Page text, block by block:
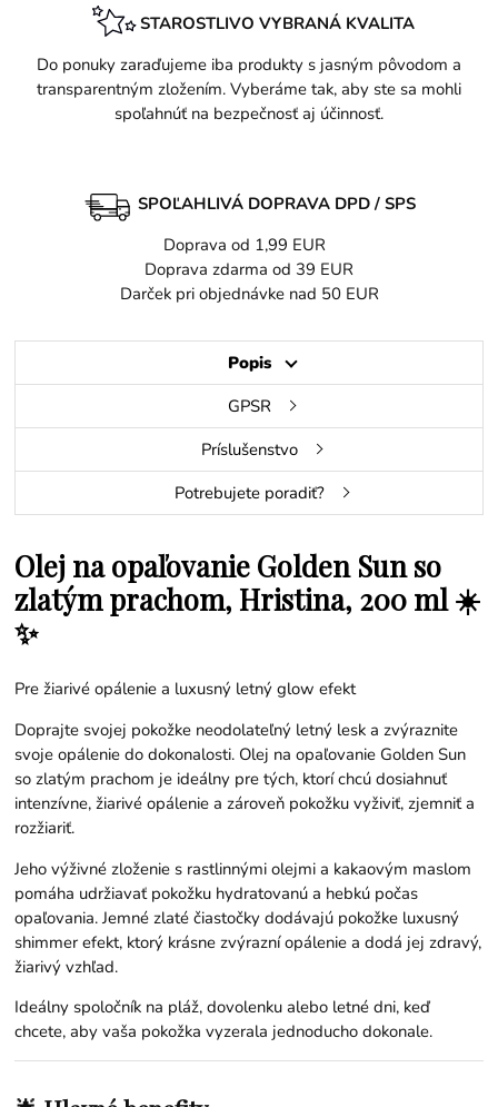
STAROSTLIVO VYBRANÁ KVALITA
Do ponuky zaraďujeme iba produkty s jasným pôvodom a
transparentným zložením. Vyberáme tak, aby ste sa mohli
spoľahnúť na bezpečnosť aj účinnosť.
SPOĽAHLIVÁ DOPRAVA DPD / SPS
Doprava od 1,99 EUR
Doprava zdarma od 39 EUR
Darček pri objednávke nad 50 EUR
Popis
GPSR
Príslušenstvo
Potrebujete poradiť?
Olej na opaľovanie Golden Sun so
zlatým prachom, Hristina, 200 ml ☀️
✨
Pre žiarivé opálenie a luxusný letný glow efekt
Doprajte svojej pokožke neodolateľný letný lesk a zvýraznite
svoje opálenie do dokonalosti. Olej na opaľovanie Golden Sun
so zlatým prachom je ideálny pre tých, ktorí chcú dosiahnuť
intenzívne, žiarivé opálenie a zároveň pokožku vyživiť, zjemniť a
rozžiariť.
Jeho výživné zloženie s rastlinnými olejmi a kakaovým maslom
pomáha udržiavať pokožku hydratovanú a hebkú počas
opaľovania. Jemné zlaté čiastočky dodávajú pokožke luxusný
shimmer efekt, ktorý krásne zvýrazní opálenie a dodá jej zdravý,
žiarivý vzhľad.
Ideálny spoločník na pláž, dovolenku alebo letné dni, keď
chcete, aby vaša pokožka vyzerala jednoducho dokonale.